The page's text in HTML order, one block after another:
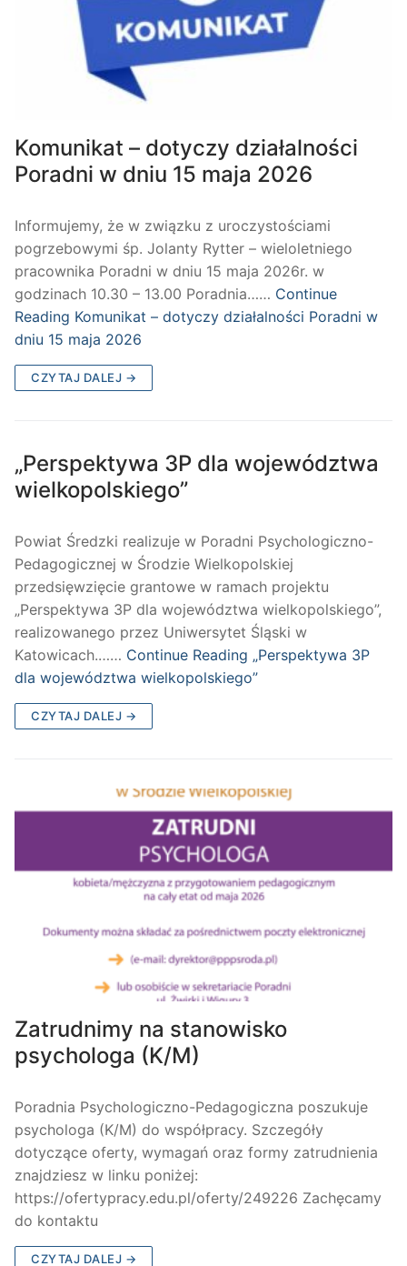
Komunikat – dotyczy działalności
Poradni w dniu 15 maja 2026
Informujemy, że w związku z uroczystościami
pogrzebowymi śp. Jolanty Rytter – wieloletniego
pracownika Poradni w dniu 15 maja 2026r. w
godzinach 10.30 – 13.00 Poradnia…… Continue
Reading Komunikat – dotyczy działalności Poradni w
dniu 15 maja 2026
CZYTAJ DALEJ →
„Perspektywa 3P dla województwa
wielkopolskiego”
Powiat Średzki realizuje w Poradni Psychologiczno-
Pedagogicznej w Środzie Wielkopolskiej
przedsięwzięcie grantowe w ramach projektu
„Perspektywa 3P dla województwa wielkopolskiego”,
realizowanego przez Uniwersytet Śląski w
Katowicach.…… Continue Reading „Perspektywa 3P
dla województwa wielkopolskiego”
CZYTAJ DALEJ →
Zatrudnimy na stanowisko
psychologa (K/M)
Poradnia Psychologiczno-Pedagogiczna poszukuje
psychologa (K/M) do współpracy. Szczegóły
dotyczące oferty, wymagań oraz formy zatrudnienia
znajdziesz w linku poniżej:
https://ofertypracy.edu.pl/oferty/249226 Zachęcamy
do kontaktu
CZYTAJ DALEJ →